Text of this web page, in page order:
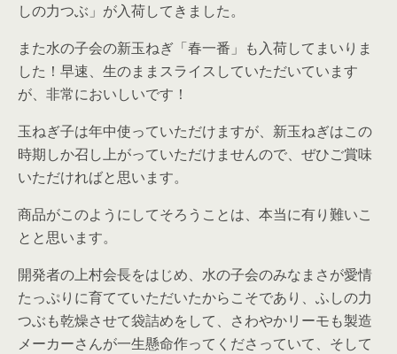
しの力つぶ」が入荷してきました。
また水の子会の新玉ねぎ「春一番」も入荷してまいりま
した！早速、生のままスライスしていただいています
が、非常においしいです！
玉ねぎ子は年中使っていただけますが、新玉ねぎはこの
時期しか召し上がっていただけませんので、ぜひご賞味
いただければと思います。
商品がこのようにしてそろうことは、本当に有り難いこ
とと思います。
開発者の上村会長をはじめ、水の子会のみなまさが愛情
たっぷりに育てていただいたからこそであり、ふしの力
つぶも乾燥させて袋詰めをして、さわやかリーモも製造
メーカーさんが一生懸命作ってくださっていて、そして